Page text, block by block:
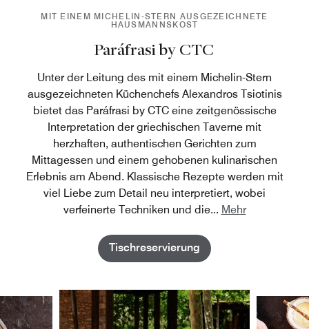
MIT EINEM MICHELIN-STERN AUSGEZEICHNETE
HAUSMANNSKOST
Paráfrasi by CTC
Unter der Leitung des mit einem Michelin-Stern
ausgezeichneten Küchenchefs Alexandros Tsiotinis
bietet das Paráfrasi by CTC eine zeitgenössische
Interpretation der griechischen Taverne mit
herzhaften, authentischen Gerichten zum
Mittagessen und einem gehobenen kulinarischen
Erlebnis am Abend. Klassische Rezepte werden mit
viel Liebe zum Detail neu interpretiert, wobei
verfeinerte Techniken und die... Mehr
Tischreservierung